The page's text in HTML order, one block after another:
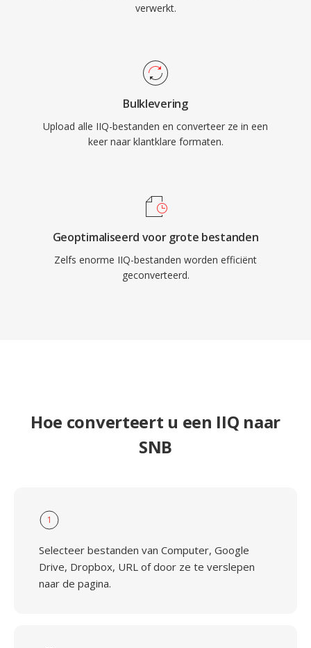
verwerkt.
Bulklevering
Upload alle IIQ-bestanden en converteer ze in een
keer naar klantklare formaten.
Geoptimaliseerd voor grote bestanden
Zelfs enorme IIQ-bestanden worden efficiënt
geconverteerd.
Hoe converteert u een IIQ naar
SNB
1
Selecteer bestanden van Computer, Google
Drive, Dropbox, URL of door ze te verslepen
naar de pagina.